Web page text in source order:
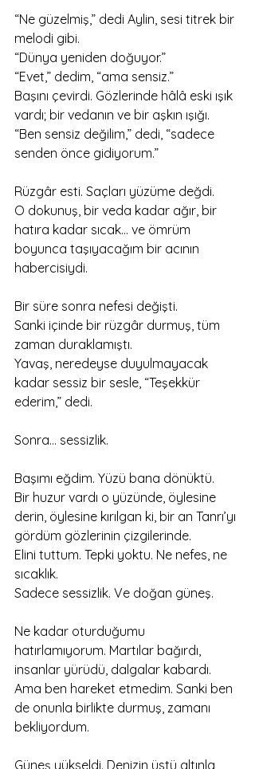
“Ne güzelmiş,” dedi Aylin, sesi titrek bir
melodi gibi.
“Dünya yeniden doğuyor.”
“Evet,” dedim, “ama sensiz.”
Başını çevirdi. Gözlerinde hâlâ eski ışık
vardı; bir vedanın ve bir aşkın ışığı.
“Ben sensiz değilim,” dedi, “sadece
senden önce gidiyorum.”
Rüzgâr esti. Saçları yüzüme değdi.
O dokunuş, bir veda kadar ağır, bir
hatıra kadar sıcak… ve ömrüm
boyunca taşıyacağım bir acının
habercisiydi.
Bir süre sonra nefesi değişti.
Sanki içinde bir rüzgâr durmuş, tüm
zaman duraklamıştı.
Yavaş, neredeyse duyulmayacak
kadar sessiz bir sesle, “Teşekkür
ederim,” dedi.
Sonra… sessizlik.
Başımı eğdim. Yüzü bana dönüktü.
Bir huzur vardı o yüzünde, öylesine
derin, öylesine kırılgan ki, bir an Tanrı’yı
gördüm gözlerinin çizgilerinde.
Elini tuttum. Tepki yoktu. Ne nefes, ne
sıcaklık.
Sadece sessizlik. Ve doğan güneş.
Ne kadar oturduğumu
hatırlamıyorum. Martılar bağırdı,
insanlar yürüdü, dalgalar kabardı.
Ama ben hareket etmedim. Sanki ben
de onunla birlikte durmuş, zamanı
bekliyordum.
Güneş yükseldi. Denizin üstü altınla